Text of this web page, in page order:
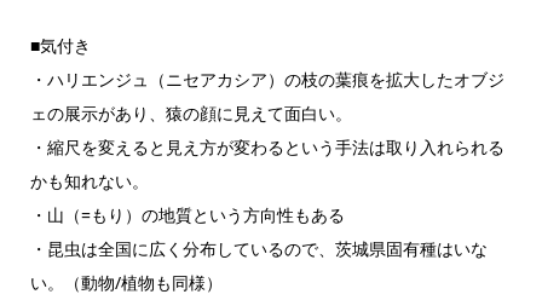
■気付き
・ハリエンジュ（ニセアカシア）の枝の葉痕を拡大したオブジ
ェの展示があり、猿の顔に見えて面白い。
・縮尺を変えると見え方が変わるという手法は取り入れられる
かも知れない。
・山（=もり）の地質という方向性もある
・昆虫は全国に広く分布しているので、茨城県固有種はいな
い。（動物/植物も同様）